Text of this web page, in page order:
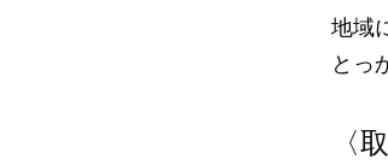
地域
とっ
〈